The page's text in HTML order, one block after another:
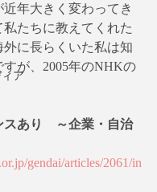
ア
年大きく変わってき
たちに教えてくれた
に長らくいた私は知
すが、2005年のNHKの
あり　～企業・自治
gendai/articles/2061/in